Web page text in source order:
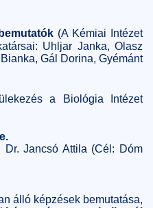
(A Kémiai Intézet
Uhljar Janka, Olasz
Gál Dorina, Gyémánt
a Biológia Intézet
Dr. Jancsó Attila (Cél: Dóm
álló képzések bemutatása,